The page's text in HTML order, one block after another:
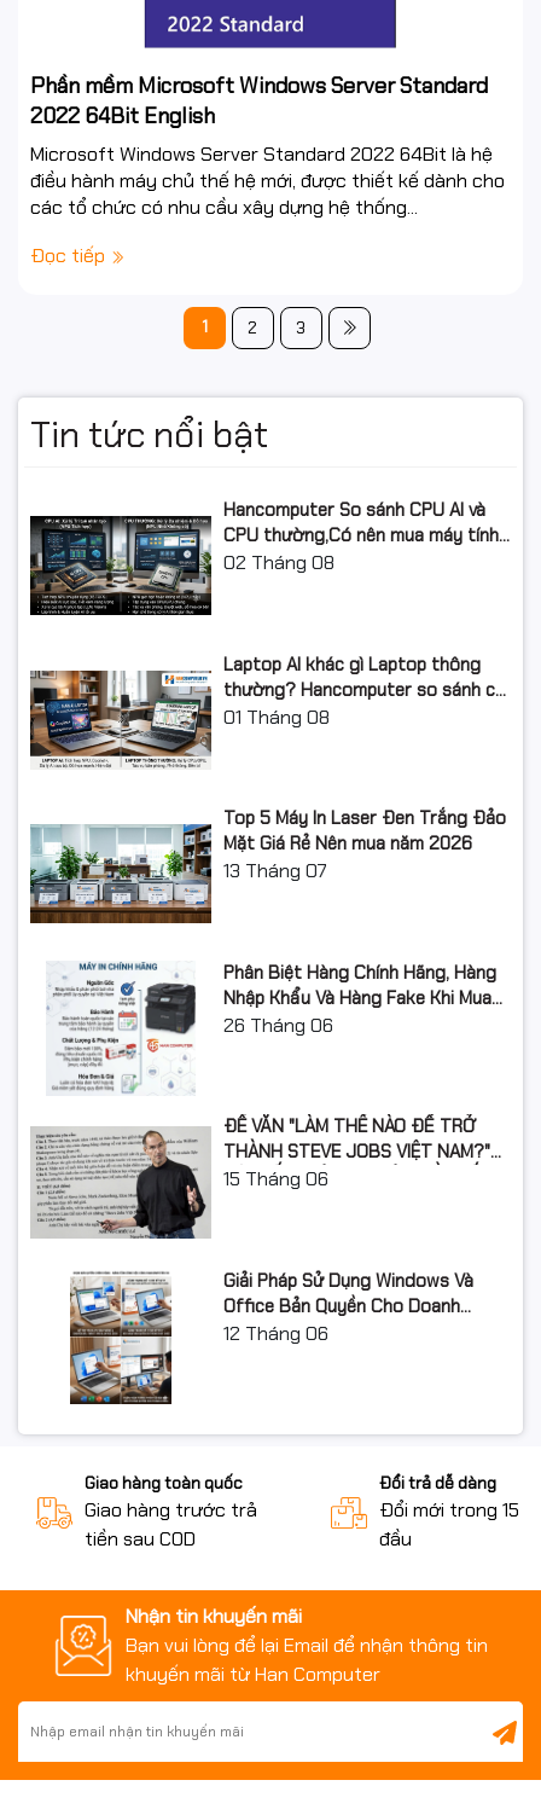
Phần mềm Microsoft Windows Server Standard
2022 64Bit English
Microsoft Windows Server Standard 2022 64Bit là hệ
điều hành máy chủ thế hệ mới, được thiết kế dành cho
các tổ chức có nhu cầu xây dựng hệ thống...
Đọc tiếp
1 2 3
Tin tức nổi bật
Hancomputer So sánh CPU AI và
CPU thường,Có nên mua máy tính
AI năm 2026?
02 Tháng 08
Laptop AI khác gì Laptop thông
thường? Hancomputer so sánh chi
tiết từ A-Z 2026
01 Tháng 08
Top 5 Máy In Laser Đen Trắng Đảo
Mặt Giá Rẻ Nên mua năm 2026
13 Tháng 07
Phân Biệt Hàng Chính Hãng, Hàng
Nhập Khẩu Và Hàng Fake Khi Mua
Thiết Bị Công Nghệ
26 Tháng 06
ĐỀ VĂN "LÀM THẾ NÀO ĐỂ TRỞ
THÀNH STEVE JOBS VIỆT NAM?"
GÂY SỐT: ƯỚC MƠ LỚN CẦN BẮT
15 Tháng 06
Giải Pháp Sử Dụng Windows Và
Office Bản Quyền Cho Doanh
Nghiệp Năm 2026
12 Tháng 06
Giao hàng toàn quốc
Giao hàng trước trả
tiền sau COD
Đổi trả dễ dàng
Đổi mới trong 15
đầu
Nhận tin khuyến mãi
Bạn vui lòng để lại Email để nhận thông tin
khuyến mãi từ Han Computer